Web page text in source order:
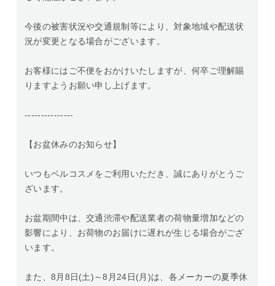
今後の被害状況や交通規制等により、対象地域や配送状
況が変更となる場合がございます。
お客様にはご不便をおかけいたしますが、何卒ご理解賜
りますようお願い申し上げます。
---------------
【お盆休みのお知らせ】
いつもベルコスメをご利用いただき、誠にありがとうご
ざいます。
お盆期間中は、交通渋滞や配送業者の荷物量増加などの
影響により、お荷物のお届けに遅れが生じる場合がござ
います。
また、8月8日(土)～8月24日(月)は、各メーカーの夏季休